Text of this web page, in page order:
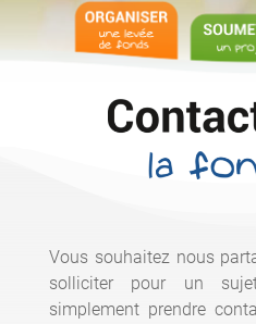
Vous souhaitez nous
solliciter pour un
simplement prendre